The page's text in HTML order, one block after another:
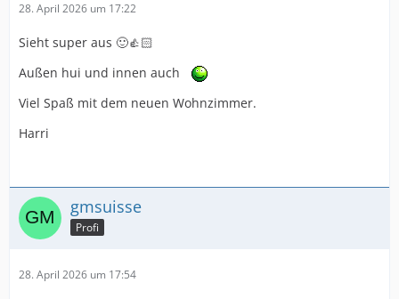
28. April 2026 um 17:22
Sieht super aus 🙂👍🏻
Außen hui und innen auch
Viel Spaß mit dem neuen Wohnzimmer.
Harri
gmsuisse
Profi
28. April 2026 um 17:54